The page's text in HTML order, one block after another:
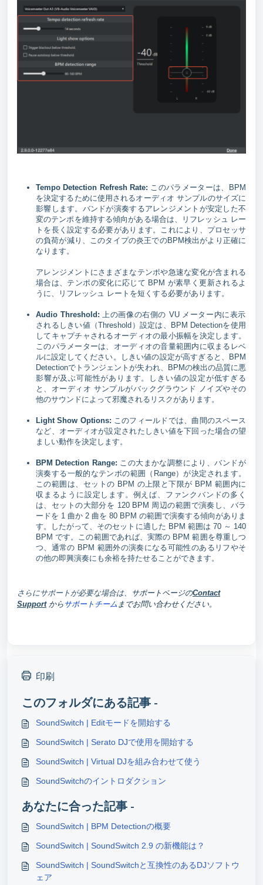
Tempo Detection Refresh Rate: このパラメーターは、BPM
を決定するために使用されるオーディオ サンプルのサイズに
影響します。バンドが演奏するアレンジメントが安定した不
変のテンポを維持する傾向がある場合は、リフレッシュ レー
トを長く設定する必要があります。これにより、プロセッサ
の負荷が減り、このタイプの炎王でのBPM検出がより正確に
なります。
アレンジメントにさまざまなテンポや急速な変化が含まれる
場合は、テンポの変化に応じて BPM が素早く更新されるよ
うに、リフレッシュ レートを短くする必要があります。
Audio Threshold:
上の画像の右側の VU メーター内に表示
されるしきい値（Threshold）設定は、BPM Detectionを使用
してキャプチャされるオーディオの最小振幅を決定します。
このパラメーターは、オーディオの音量範囲内に収まるレベ
ルに設定してください。しきい値の設定が高すぎると、BPM
Detectionでトランジェントが失われ、BPMの検出の品質に悪
影響が及ぶ可能性があります。しきい値の設定が低すぎる
と、オーディオ サンプルがバックグラウンド ノイズやその
他のサウンドによって邪魔されるリスクがあります。
Light Show Options: このフィールドでは、曲間のスペース
など、オーディオが設定されたしきい値を下回った場合の望
ましい動作を決定します。
BPM Detection Range: この大まかな調整により、バンドが
演奏する一般的なテンポの範囲（Range）が決定されます。
この範囲は、セットの BPM の上限と下限が BPM 範囲内に
収まるように設定します。例えば、ファンクバンドの多く
は、セットの大部分を 120 BPM 周辺の範囲で演奏し、バラ
ードを 1 曲か 2 曲を 80 BPM の範囲で演奏する傾向がありま
す。したがって、そのセットに適した BPM 範囲は 70 ～ 140
BPM です。この範囲であれば、実際の BPM 範囲を尊重しつ
つ、通常の BPM 範囲外の演奏になる可能性のあるリフやそ
の他の即興演奏にも余裕を持たせることができます。
さらにサポートが必要な場合は、 サポートページのContact
Supportからサポートチーム までお問い合わせください。
印刷
このフォルダにある記事 -
SoundSwitch | Editモードを開始する
SoundSwitch | Serato DJで使用を開始する
SoundSwitch | Virtual DJを組み合わせて使う
SoundSwitchのイントロダクション
あなたに合った記事 -
SoundSwitch | BPM Detectionの概要
SoundSwitch | SoundSwitch 2.9 の新機能は？
SoundSwitch | SoundSwitchと互換性のあるDJソフトウ
ェア